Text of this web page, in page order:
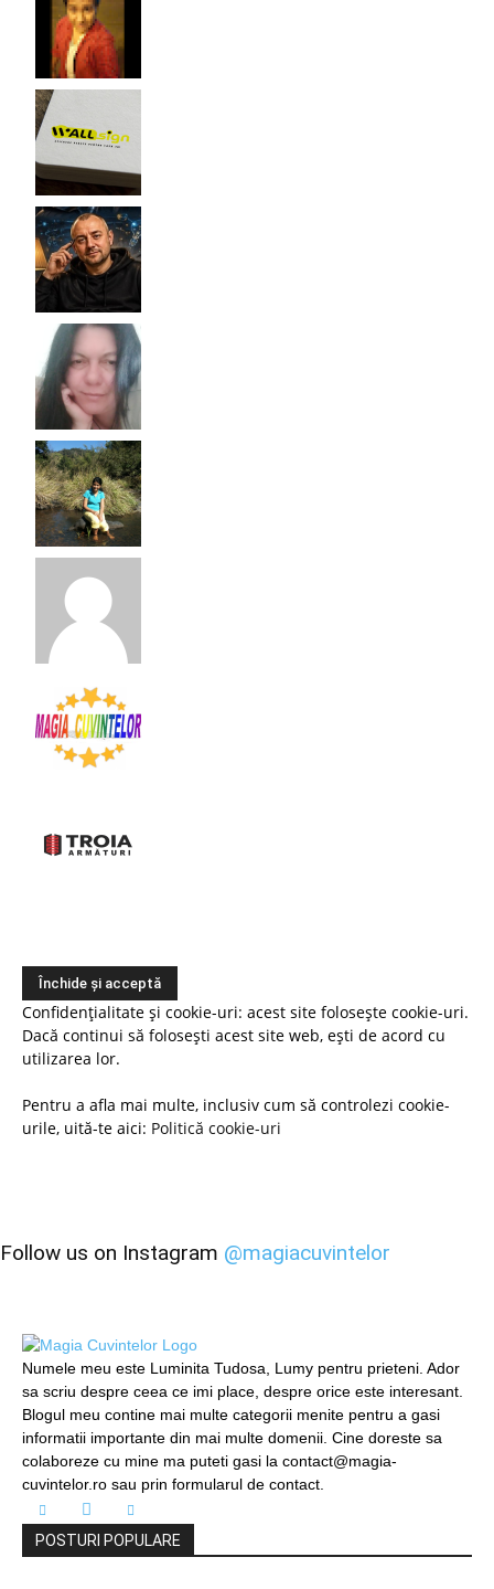
Confidențialitate și cookie-uri: acest site folosește cookie-uri.
Dacă continui să folosești acest site web, ești de acord cu
utilizarea lor.
Pentru a afla mai multe, inclusiv cum să controlezi cookie-
urile, uită-te aici: Politică cookie-uri
Follow us on Instagram @magiacuvintelor
Numele meu este Luminita Tudosa, Lumy pentru prieteni. Ador
sa scriu despre ceea ce imi place, despre orice este interesant.
Blogul meu contine mai multe categorii menite pentru a gasi
informatii importante din mai multe domenii. Cine doreste sa
colaboreze cu mine ma puteti gasi la contact@magia-
cuvintelor.ro sau prin formularul de contact.
POSTURI POPULARE